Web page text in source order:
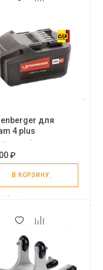
для
4 plus
₽
В КОРЗИНУ